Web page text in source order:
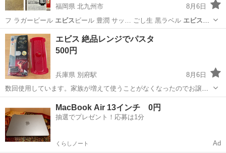
福岡県 北九州市
8月6日
フ ラガービール エビス ビール 豊潤 サッ… ごし生 黒ラベル エビス
ール クリアアサ…
福岡 北九州市 食品
エビス 絶品レンジでパスタ
500円
兵庫県 別府駅
8月6日
数回使用しています。家族が増えて使うことがなくなったのでお譲り
します。 定価1100円 ●鍋ゆでより美味しく、レンジで簡単にパスタが
できる。 (※食味官能試験による結果) 湯切り不要でゆで汁を使いきる
からパスタの風味を逃...
調理器具
MacBook Air 13インチ 0円
抽選でプレゼント！応募は1分
くらしノート Ad